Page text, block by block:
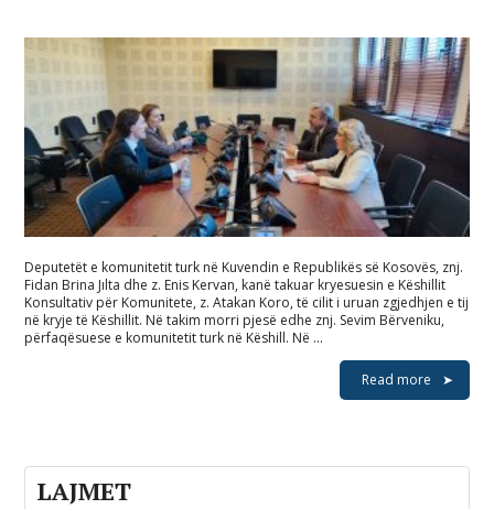
Deputetët e komunitetit turk në Kuvendin e Republikës së Kosovës, znj.
Fidan Brina Jılta dhe z. Enis Kervan, kanë takuar kryesuesin e Këshillit
Konsultativ për Komunitete, z. Atakan Koro, të cilit i uruan zgjedhjen e tij
në kryje të Këshillit. Në takim morri pjesë edhe znj. Sevim Bërveniku,
përfaqësuese e komunitetit turk në Këshill. Në …
Read more
LAJMET